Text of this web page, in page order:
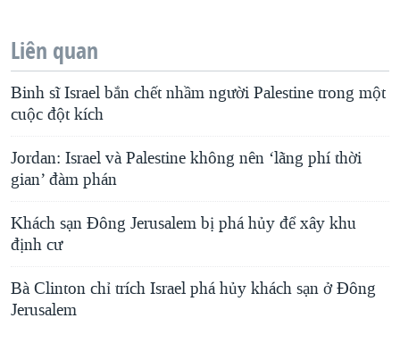
Liên quan
Binh sĩ Israel bắn chết nhầm người Palestine trong một
cuộc đột kích
Jordan: Israel và Palestine không nên ‘lãng phí thời
gian’ đàm phán
Khách sạn Đông Jerusalem bị phá hủy để xây khu
định cư
Bà Clinton chỉ trích Israel phá hủy khách sạn ở Đông
Jerusalem